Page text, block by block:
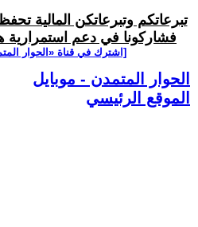
تبرعاتكم وتبرعاتكن المالية
فشاركونا في دعم استمرارية
[اشترك في قناة ‫«الحوار
الحوار المتمدن - موبايل
الموقع الرئيسي